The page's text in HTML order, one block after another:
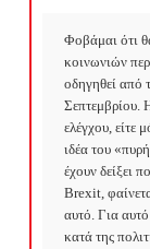
Φοβάμαι ότι
κοινωνιών
οδηγηθεί από
Σεπτεμβρίου.
ελέγχου, είτε
ιδέα του
έχουν δείξει
Brexit,
αυτό. Για
κατά της